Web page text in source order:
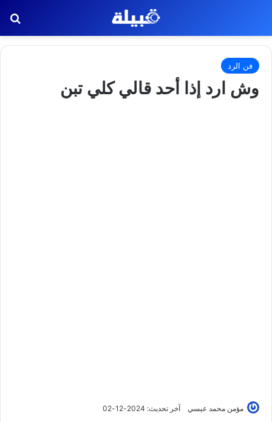
فن الرد
وش ارد إذا أحد قالي كلي تبن
مؤمن محمد عيسي آخر تحديث: 2024-12-02